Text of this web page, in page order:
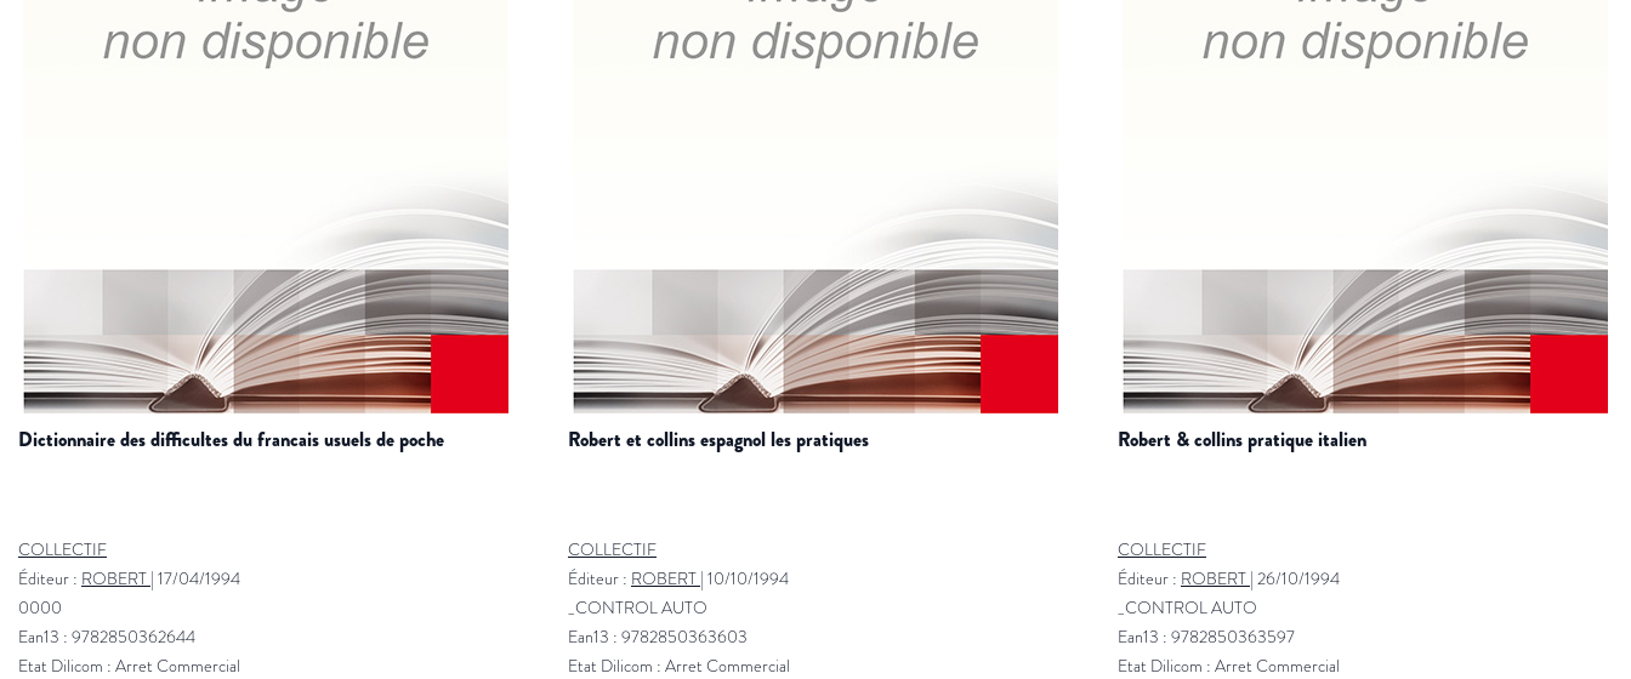
dictionnaire des difficultes du francais usuels de poche
COLLECTIF
Éditeur : ROBERT | 17/04/1994
0000
Ean13 : 9782850362644
Etat Dilicom : Arret Commercial
robert et collins espagnol les pratiques
COLLECTIF
Éditeur : ROBERT | 10/10/1994
_CONTROL AUTO
Ean13 : 9782850363603
Etat Dilicom : Arret Commercial
robert & collins pratique italien
COLLECTIF
Éditeur : ROBERT | 26/10/1994
_CONTROL AUTO
Ean13 : 9782850363597
Etat Dilicom : Arret Commercial